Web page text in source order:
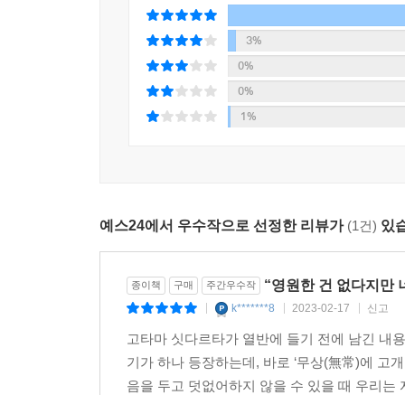
3%
0%
0%
1%
예스24에서 우수작으로 선정한 리뷰가 (1건) 있
종이책 구매 주간우수작 “영원한 건 없다지만
k*******8 2023-02-17 신고
고타마 싯다르타가 열반에 들기 전에 남긴 내
기가 하나 등장하는데, 바로 ‘무상(無常)에 고
음을 두고 덧없어하지 않을 수 있을 때 우리